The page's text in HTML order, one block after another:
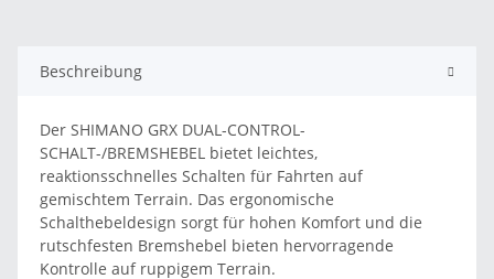
Beschreibung
Der SHIMANO GRX DUAL-CONTROL-
SCHALT-/BREMSHEBEL bietet leichtes,
reaktionsschnelles Schalten für Fahrten auf
gemischtem Terrain. Das ergonomische
Schalthebeldesign sorgt für hohen Komfort und die
rutschfesten Bremshebel bieten hervorragende
Kontrolle auf ruppigem Terrain.